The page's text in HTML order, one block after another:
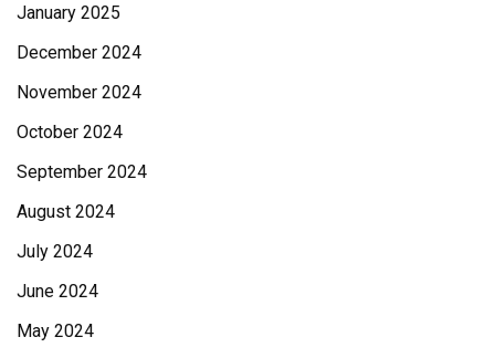
January 2025
December 2024
November 2024
October 2024
September 2024
August 2024
July 2024
June 2024
May 2024